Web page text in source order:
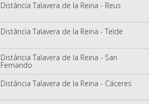
Distância Talavera de la Reina - Reus
Distância Talavera de la Reina - Telde
Distância Talavera de la Reina - San
Fernando
Distância Talavera de la Reina - Cáceres